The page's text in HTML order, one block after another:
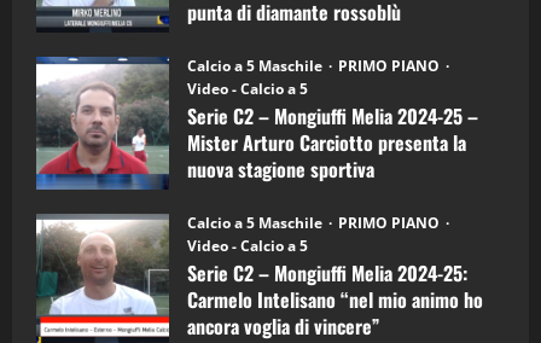
(Mongiuffi
punta di diamante rossoblù
Calcio a 5 Maschile
PRIMO PIANO
Video - Calcio a 5
Serie C2 – Mongiuffi Melia 2024-25 –
Mister Arturo Carciotto presenta la
nuova stagione sportiva
Calcio a 5 Maschile
PRIMO PIANO
Video - Calcio a 5
Serie C2 – Mongiuffi Melia 2024-25:
Carmelo Intelisano “nel mio animo ho
ancora voglia di vincere”
5
“SportEmpire” in Podcast: 26^ Puntata
(Martedi 07 Aprile 2026)
08/04/2026
1
“SportEmpire” in Podcast: 30^ Puntata
(Martedi 05 Maggio 2026)
08/05/2026